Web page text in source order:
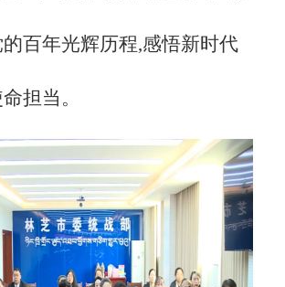
百年光辉历程,感悟新时代
担当。